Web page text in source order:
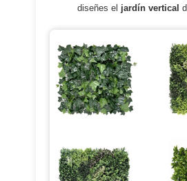
diseñes el jardín vertical